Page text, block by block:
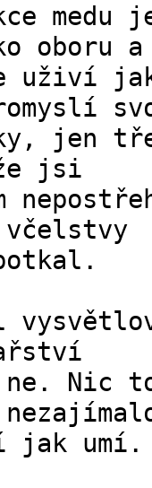
oboru
uživí
jen
jsi
Nic
jak umí.